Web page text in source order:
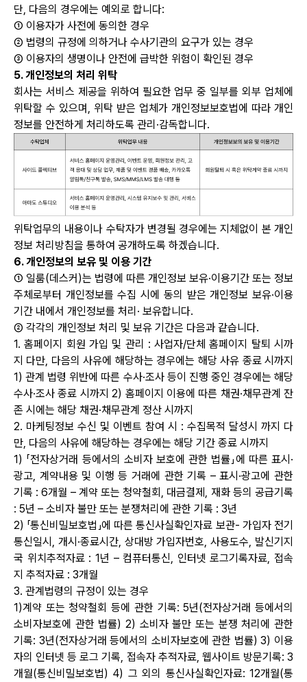
단, 다음의 경우에는 예외로 합니다:
① 이용자가 사전에 동의한 경우
② 법령의 규정에 의하거나 수사기관의 요구가 있는 경우
③ 이용자의 생명이나 안전에 급박한 위험이 확인된 경우
5. 개인정보의 처리 위탁
회사는 서비스 제공을 위하여 필요한 업무 중 일부를 외부 업체에
위탁할 수 있으며, 위탁 받은 업체가 개인정보보호법에 따라 개인
정보를 안전하게 처리하도록 관리·감독합니다.
위탁업무의 내용이나 수탁자가 변경될 경우에는 지체없이 본 개인
정보 처리방침을 통하여 공개하도록 하겠습니다.
6. 개인정보의 보유 및 이용 기간
① 일룸(데스커)는 법령에 따른 개인정보 보유·이용기간 또는 정보
주체로부터 개인정보를 수집 시에 동의 받은 개인정보 보유·이용
기간 내에서 개인정보를 처리· 보유합니다.
② 각각의 개인정보 처리 및 보유 기간은 다음과 같습니다.
1. 홈페이지 회원 가입 및 관리 : 사업자/단체 홈페이지 탈퇴 시까
지 다만, 다음의 사유에 해당하는 경우에는 해당 사유 종료 시까지
1) 관계 법령 위반에 따른 수사·조사 등이 진행 중인 경우에는 해당
수사·조사 종료 시까지 2) 홈페이지 이용에 따른 채권·채무관계 잔
존 시에는 해당 채권·채무관계 정산 시까지
2. 마케팅정보 수신 및 이벤트 참여 시 : 수집목적 달성시 까지 다
만, 다음의 사유에 해당하는 경우에는 해당 기간 종료 시까지
1) 「전자상거래 등에서의 소비자 보호에 관한 법률」에 따른 표시·
광고, 계약내용 및 이행 등 거래에 관한 기록 – 표시·광고에 관한
기록 : 6개월 – 계약 또는 청약철회, 대금결제, 재화 등의 공급기록
: 5년 – 소비자 불만 또는 분쟁처리에 관한 기록 : 3년
2) 「통신비밀보호법」에 따른 통신사실확인자료 보관- 가입자 전기
통신일시, 개시·종료시간, 상대방 가입자번호, 사용도수, 발신기지
국 위치추적자료 : 1년 – 컴퓨터통신, 인터넷 로그기록자료, 접속
지 추적자료 : 3개월
3. 관계법령의 규정이 있는 경우
1)계약 또는 청약철회 등에 관한 기록: 5년(전자상거래 등에서의
소비자보호에 관한 법률) 2) 소비자 불만 또는 분쟁 처리에 관한
기록: 3년(전자상거래 등에서의 소비자보호에 관한 법률) 3) 이용
자의 인터넷 등 로그 기록, 접속자 추적자료, 웹사이트 방문기록: 3
개월(통신비밀보호법) 4) 그 외의 통신사실확인자료: 12개월(통